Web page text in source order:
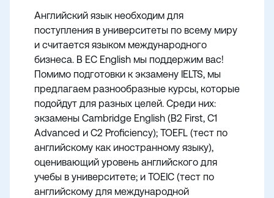
Английский язык необходим для
поступления в университеты по всему миру
и считается языком международного
бизнеса. В EC English мы поддержим вас!
Помимо подготовки к экзамену IELTS, мы
предлагаем разнообразные курсы, которые
подойдут для разных целей. Среди них:
экзамены Cambridge English (B2 First, C1
Advanced и C2 Proficiency); TOEFL (тест по
английскому как иностранному языку),
оценивающий уровень английского для
учебы в университете; и TOEIC (тест по
английскому для международной